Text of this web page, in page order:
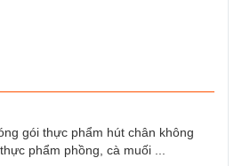
gói thực phẩm hút chân không
phẩm phồng, cà muối ...